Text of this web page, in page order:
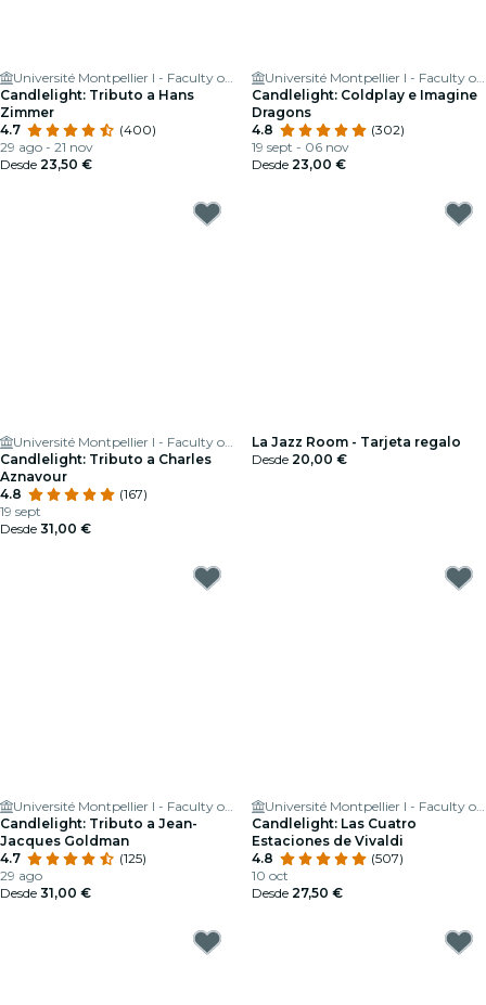
Université Montpellier I - Faculty of Medicine
Candlelight: Tributo a Hans
Zimmer
4.7
(400)
29 ago - 21 nov
Desde 23,50 €
Université Montpellier I - Faculty of Medicine
Candlelight: Coldplay e Imagine
Dragons
4.8
(302)
19 sept - 06 nov
Desde 23,00 €
Université Montpellier I - Faculty of Medicine
Candlelight: Tributo a Charles
Aznavour
4.8
(167)
19 sept
Desde 31,00 €
La Jazz Room - Tarjeta regalo
Desde 20,00 €
Université Montpellier I - Faculty of Medicine
Candlelight: Tributo a Jean-
Jacques Goldman
4.7
(125)
29 ago
Desde 31,00 €
Université Montpellier I - Faculty of Medicine
Candlelight: Las Cuatro
Estaciones de Vivaldi
4.8
(507)
10 oct
Desde 27,50 €